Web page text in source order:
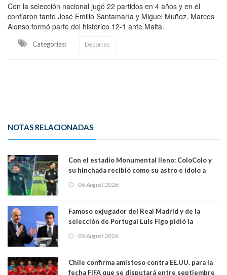
Con la selección nacional jugó 22 partidos en 4 años y en él
confiaron tanto José Emilio Santamaría y Miguel Muñoz. Marcos
Alonso formó parte del histórico 12-1 ante Malta.
Categorias: Deportes
NOTAS RELACIONADAS
Con el estadio Monumental lleno: ColoColo y
su hinchada recibió como su astro e ídolo a
06 August 2026
Famoso exjugador del Real Madrid y de la
selección de Portugal Luis Figo pidió la
comportamiento más bajo y cobarde que he
05 August 2026
Chile confirma amistoso contra EE.UU. para la
fecha FIFA que se disputará entre septiembre